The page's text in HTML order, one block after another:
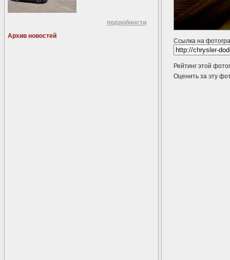
подробности
Архив новостей
Ссылка на
Рейтинг этой
Оценить за эту